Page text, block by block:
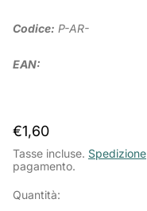
Codice: P-AR-
EAN:
Prezzo
normale
€1,60
Tasse incluse. Spedizione
pagamento.
Quantità: